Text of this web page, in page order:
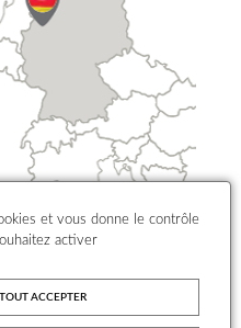
et vous donne le contrôle
activer
TOUT ACCEPTER